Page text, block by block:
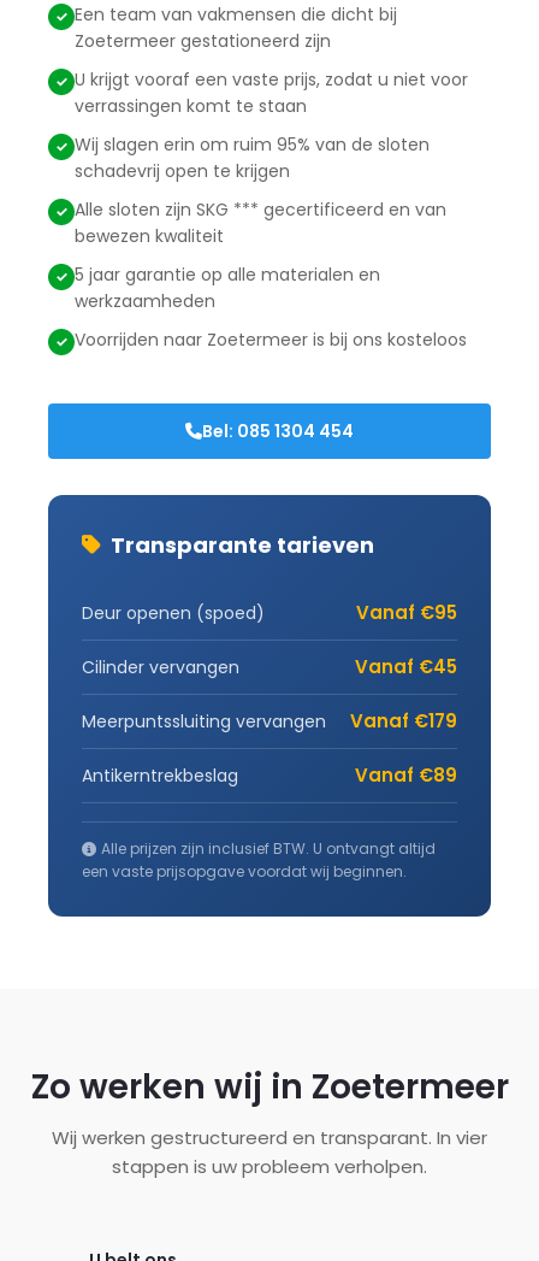
Een team van vakmensen die dicht bij
Zoetermeer gestationeerd zijn
U krijgt vooraf een vaste prijs, zodat u niet voor
verrassingen komt te staan
Wij slagen erin om ruim 95% van de sloten
schadevrij open te krijgen
Alle sloten zijn SKG *** gecertificeerd en van
bewezen kwaliteit
5 jaar garantie op alle materialen en
werkzaamheden
Voorrijden naar Zoetermeer is bij ons kosteloos
Bel: 085 1304 454
Transparante tarieven
Deur openen (spoed) Vanaf €95
Cilinder vervangen Vanaf €45
Meerpuntssluiting vervangen Vanaf €179
Antikerntrekbeslag Vanaf €89
Alle prijzen zijn inclusief BTW. U ontvangt altijd
een vaste prijsopgave voordat wij beginnen.
Zo werken wij in Zoetermeer
Wij werken gestructureerd en transparant. In vier
stappen is uw probleem verholpen.